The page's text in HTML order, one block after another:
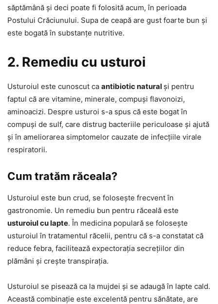
săptămână și deci poate fi folosită acum, în perioada
Postului Crăciunului. Supa de ceapă are gust foarte bun și
este bogată în substanțe nutritive.
2. Remediu cu usturoi
Usturoiul este cunoscut ca antibiotic natural și pentru
faptul că are vitamine, minerale, compuși flavonoizi,
aminoacizi. Despre usturoi s-a spus că este bogat în
compuși de sulf, care distrug bacteriile periculoase și ajută
și în ameliorarea simptomelor cauzate de infecțiile virale
respiratorii.
Cum tratăm răceala?
Usturoiul este bun crud, se folosește frecvent în
gastronomie. Un remediu bun pentru răceală este
usturoiul cu lapte. În medicina populară se folosește
usturoiul în tratamentul răcelii, pentru că s-a constatat că
reduce febra, facilitează expectorația secrețiilor din
plămâni și crește transpirația.
Usturoiul se pisează ca la mujdei și se adaugă în lapte cald.
Această combinație este excelentă pentru sănătate, are